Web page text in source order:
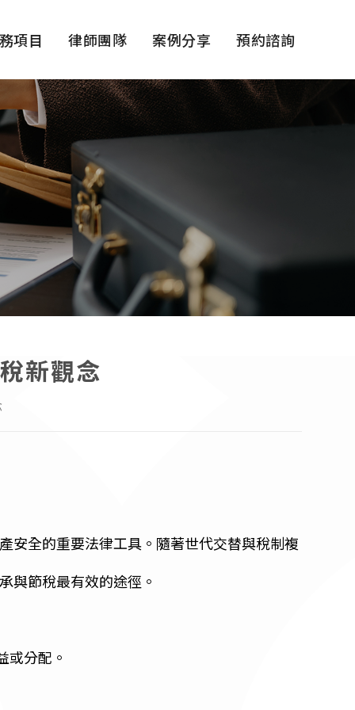
項目 律師團隊 案例分享 預約諮詢
新觀念
安全的重要法律工具。隨著世代交替與稅制複
與節稅最有效的途徑。
或分配。